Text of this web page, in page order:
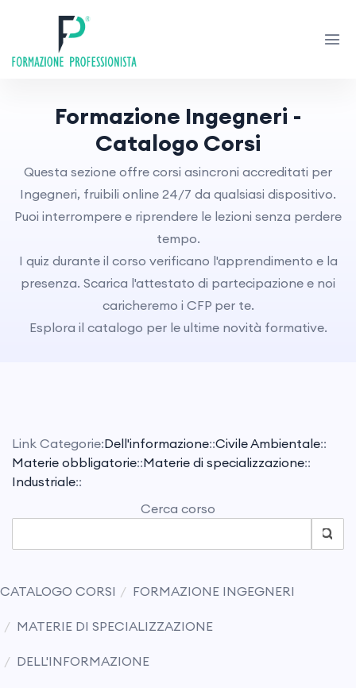
Formazione Ingegneri -
Catalogo Corsi
Questa sezione offre corsi asincroni accreditati per
Ingegneri, fruibili online 24/7 da qualsiasi dispositivo.
Puoi interrompere e riprendere le lezioni senza perdere
tempo.
I quiz durante il corso verificano l'apprendimento e la
presenza. Scarica l'attestato di partecipazione e noi
caricheremo i CFP per te.
Esplora il catalogo per le ultime novità formative.
Link Categorie:Dell'informazione::Civile Ambientale::
Materie obbligatorie::Materie di specializzazione::
Industriale::
Cerca corso
CATALOGO CORSI FORMAZIONE INGEGNERI
MATERIE DI SPECIALIZZAZIONE
DELL'INFORMAZIONE